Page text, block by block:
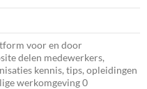
voor en door
delen medewerkers,
kennis, tips, opleidingen
werkomgeving 0